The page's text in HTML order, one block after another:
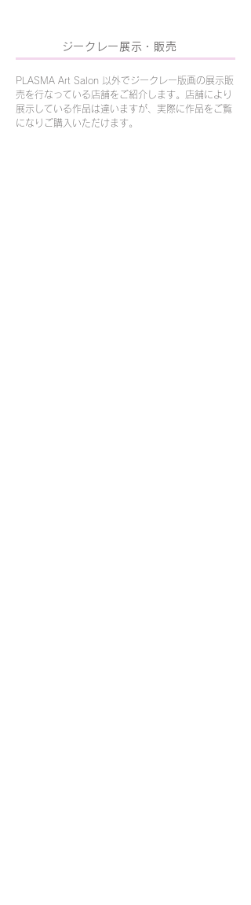
ジークレー展示・販売
PLASMA Art Salon 以外でジークレー版画の展示販
売を行なっている店舗をご紹介します。店舗により
展示している作品は違いますが、実際に作品をご覧
になりご購入いただけます。